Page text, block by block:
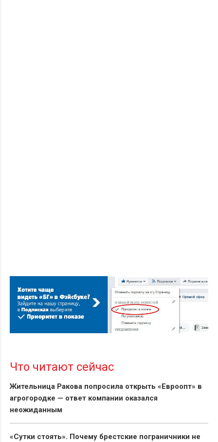
Что читают сейчас
Жительница Ракова попросила открыть «Евроопт» в
агрогородке — ответ компании оказался
неожиданным
«Сутки стоять». Почему брестские пограничники не